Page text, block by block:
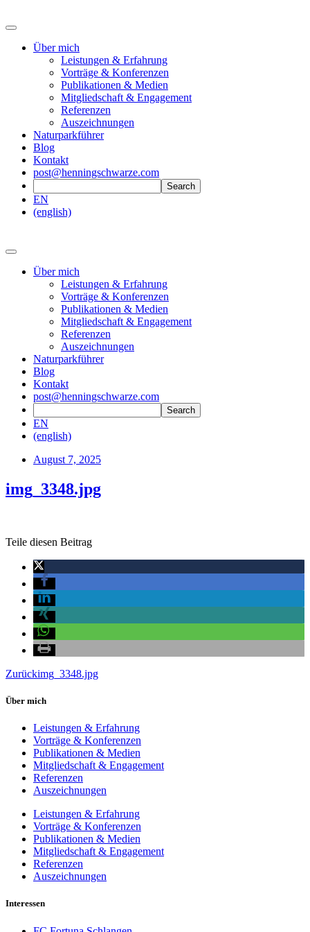
Über mich
Leistungen & Erfahrung
Vorträge & Konferenzen
Publikationen & Medien
Mitgliedschaft & Engagement
Referenzen
Auszeichnungen
Naturparkführer
Blog
Kontakt
post@henningschwarze.com
EN
(english)
Über mich
Leistungen & Erfahrung
Vorträge & Konferenzen
Publikationen & Medien
Mitgliedschaft & Engagement
Referenzen
Auszeichnungen
Naturparkführer
Blog
Kontakt
post@henningschwarze.com
EN
(english)
August 7, 2025
img_3348.jpg
Teile diesen Beitrag
Zurückimg_3348.jpg
Über mich
Leistungen & Erfahrung
Vorträge & Konferenzen
Publikationen & Medien
Mitgliedschaft & Engagement
Referenzen
Auszeichnungen
Leistungen & Erfahrung
Vorträge & Konferenzen
Publikationen & Medien
Mitgliedschaft & Engagement
Referenzen
Auszeichnungen
Interessen